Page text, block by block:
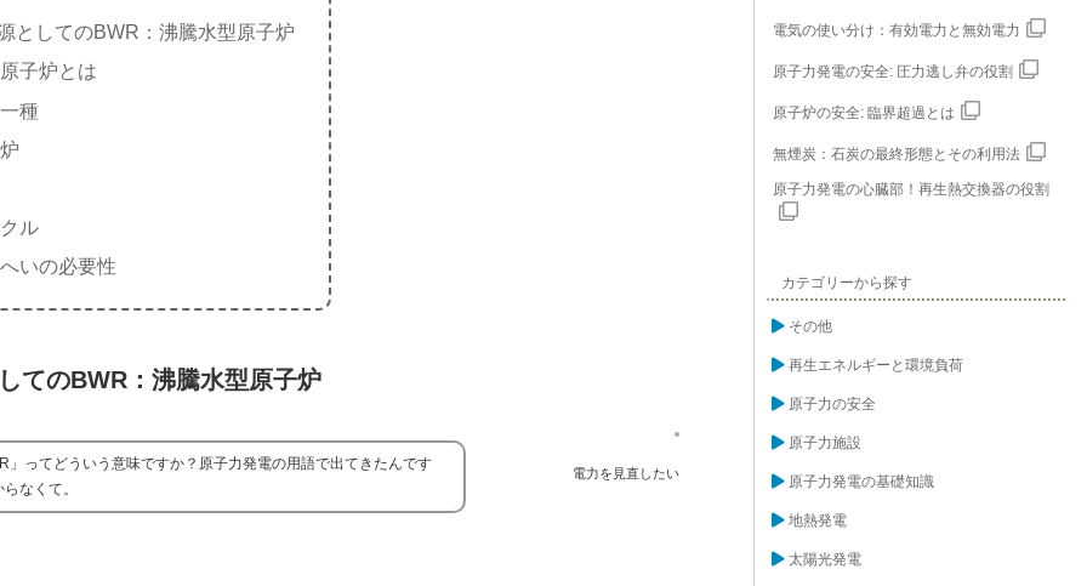
としてのBWR：沸騰水型原子炉
子炉とは
種
ル
いの必要性
てのBWR：沸騰水型原子炉
電力を見直したい
」ってどういう意味ですか？原子力発電の用語で出てきたんです
なくて。
電気の使い分け：有効電力と無効電力
原子力発電の安全: 圧力逃し弁の役割
原子炉の安全: 臨界超過とは
無煙炭：石炭の最終形態とその利用法
原子力発電の心臓部！再生熱交換器の役割
カテゴリーから探す
その他
再生エネルギーと環境負荷
原子力の安全
原子力施設
原子力発電の基礎知識
地熱発電
太陽光発電